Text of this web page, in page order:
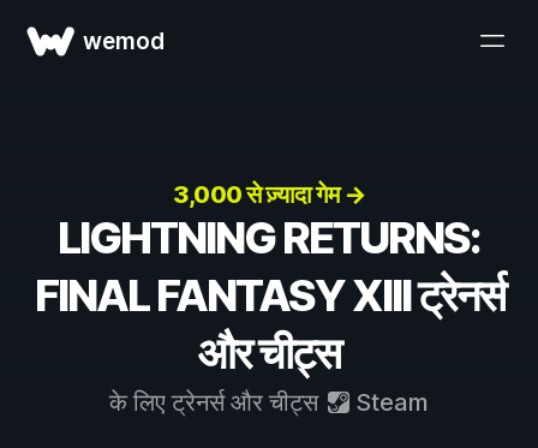
wemod
3,000 से ज़्यादा गेम →
LIGHTNING RETURNS:
FINAL FANTASY XIII ट्रेनर्स
और चीट्स
के लिए ट्रेनर्स और चीट्स Steam